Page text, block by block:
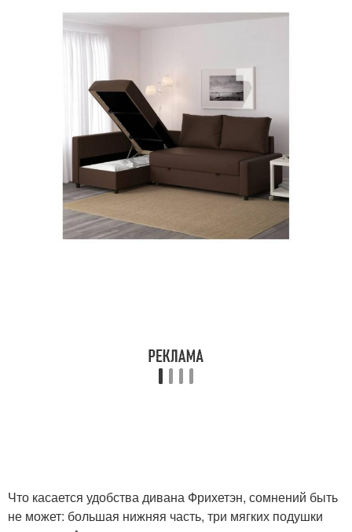
Что касается удобства дивана Фрихетэн, сомнений быть
не может: большая нижняя часть, три мягких подушки